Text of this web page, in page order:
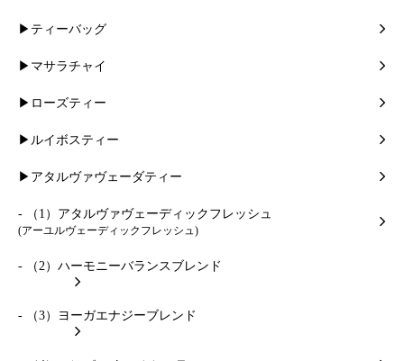
▶ティーバッグ
▶マサラチャイ
▶ローズティー
▶ルイボスティー
▶アタルヴァヴェーダティー
- （1）アタルヴァヴェーディックフレッシュ
(アーユルヴェーディックフレッシュ)
- （2）ハーモニーバランスブレンド
- （3）ヨーガエナジーブレンド